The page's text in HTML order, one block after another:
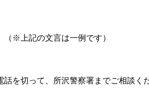
（※上記の文言は一例です）
を切って、所沢警察署までご相談く